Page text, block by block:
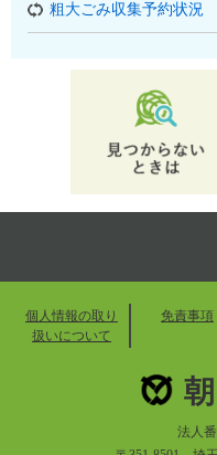
粗大ごみ収集予約状況
個人情報の取り
扱いについて
免責事項
法人